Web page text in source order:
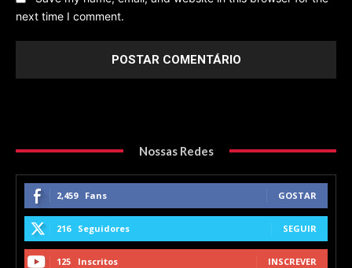
next time I comment.
Nossas Redes
2,459 Fans GOSTAR
216 Seguidores SEGUIR
125 Inscritos INSCREVER